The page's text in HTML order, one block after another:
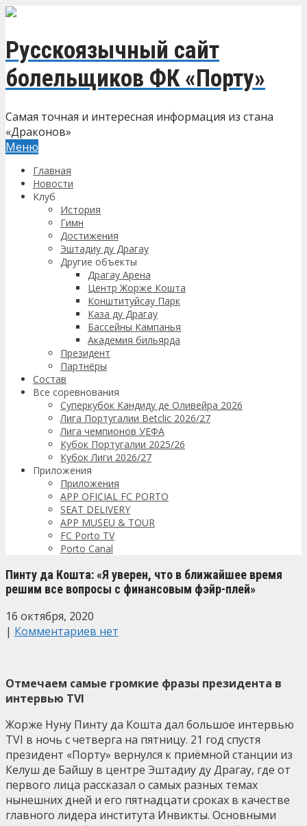
Русскоязычный сайт
болельщиков ФК «Порту»
Самая точная и интересная информация из стана
«Драконов»
Меню
Главная
Новости
Клуб
История
Гимн
Достижения
Эштадиу ду Драгау
Другие объекты
Драгау Арена
Центр Жорже Кошта
Конштитуйсау Парк
Каза ду Драгау
Бассейны Кампанья
Академия бильярда
Президент
Партнёры
Состав
Все соревнования
Суперкубок Кандиду де Оливейра 2026
Лига Португалии Betclic 2026/27
Лига чемпионов УЕФА
Кубок Португалии 2025/26
Кубок Лиги 2026/27
Приложения
Приложения
APP OFICIAL FC PORTO
SEAT DELIVERY
APP MUSEU & TOUR
FC Porto TV
Porto Canal
Пинту да Кошта: «Я уверен, что в ближайшее время
решим все вопросы с финансовым фэйр-плей»
16 октября, 2020
| Комментариев нет
Отмечаем самые громкие фразы президента в
интервью TVI
Жорже Нуну Пинту да Кошта дал большое интервью
TVI в ночь с четверга на пятницу. 21 год спустя
президент «Порту» вернулся к приёмной станции из
Келуш де Байшу в центре Эштадиу ду Драгау, где от
первого лица рассказал о самых разных темах
нынешних дней и его пятнадцати сроках в качестве
главного лидера института Инвикты. Основными